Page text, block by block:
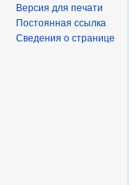
Версия для печати
Постоянная ссылка
Сведения о странице